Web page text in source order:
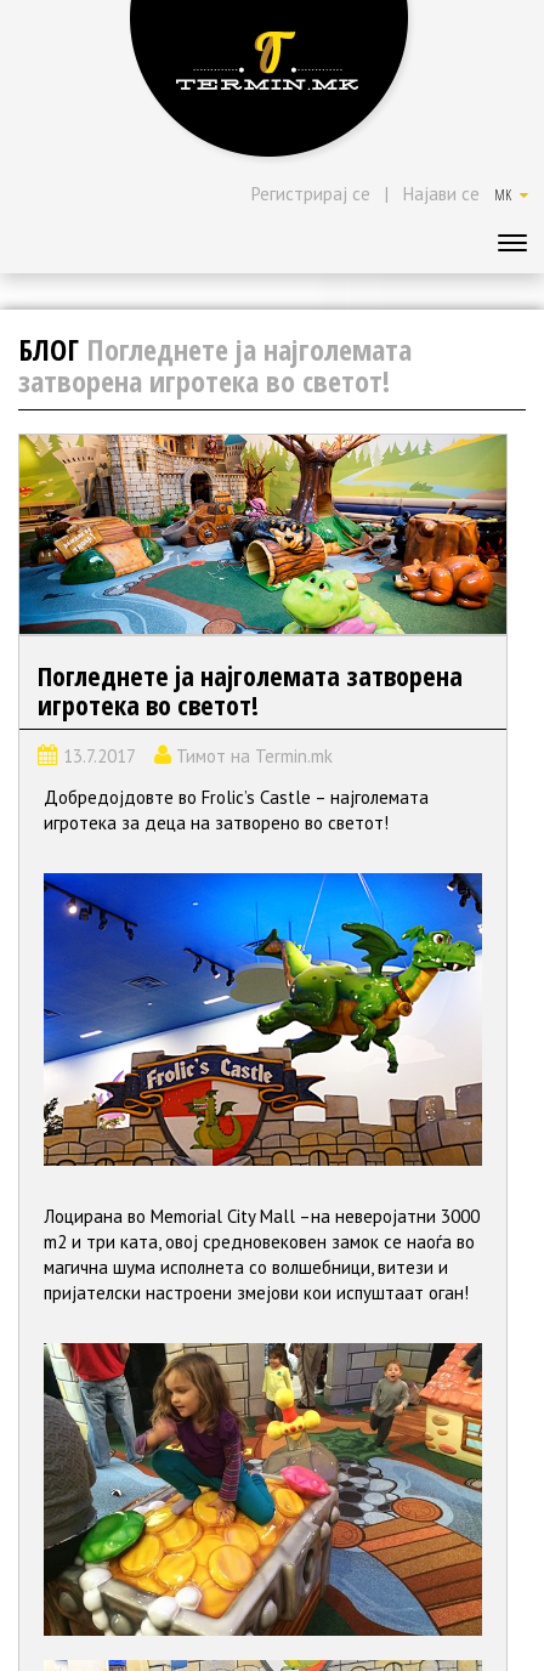
MK
Најави се
|
Регистрирај се
БЛОГ Погледнете ја најголемата
затворена игротека во светот!
Погледнете ја најголемата затворена
игротека во светот!
13.7.2017
Тимот на Termin.mk
Добредојдовте во Frolic’s Castle – најголемата
игротека за деца на затворено во светот!
Лоцирана во Memorial City Mall –на неверојатни 3000
m2 и три ката, овој средновековен замок се наоѓа во
магична шума исполнета со волшебници, витези и
пријателски настроени змејови кои испуштаат оган!